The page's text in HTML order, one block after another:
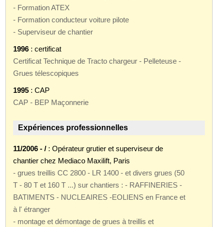
- Formation ATEX
- Formation conducteur voiture pilote
- Superviseur de chantier
1996 : certificat
Certificat Technique de Tracto chargeur - Pelleteuse -
Grues télescopiques
1995 : CAP
CAP - BEP Maçonnerie
Expériences professionnelles
11/2006 - / : Opérateur grutier et superviseur de
chantier chez Mediaco Maxilift, Paris
- grues treillis CC 2800 - LR 1400 - et divers grues (50
T - 80 T et 160 T ...) sur chantiers : - RAFFINERIES -
BATIMENTS - NUCLEAIRES -EOLIENS en France et
à l' étranger
- montage et démontage de grues à treillis et